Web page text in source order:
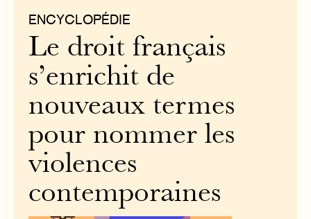
ENCYCLOPÉDIE
Le droit français
s’enrichit de
nouveaux termes
pour nommer les
violences
contemporaines